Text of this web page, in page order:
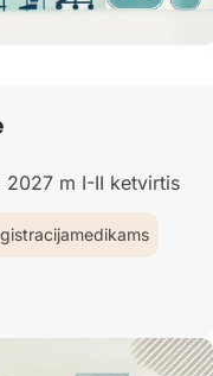
2027 m I-II ketvirtis